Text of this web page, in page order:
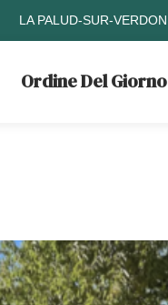
LA PALUD-SUR-VERDON
Ordine Del Giorno